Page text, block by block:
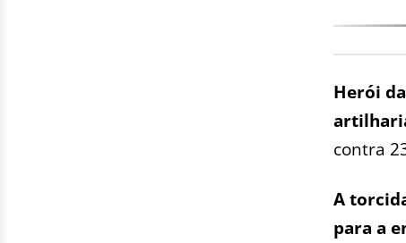
Herói
contra
A
para a